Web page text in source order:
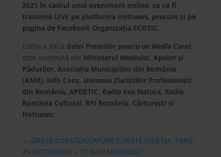
2021 în cadrul unui eveniment online, ce va fi
transmis LIVE pe platforma Hotnews, precum și pe
pagina de Facebook Organizația ECOTIC.
Ediția a XIII a Galei Premiilor pentru un Mediu Curat
este susținută de: Ministerul Mediului, Apelor și
Pădurilor, Asociația Municipiilor din România
(AMR), Info Cons, Uniunea Ziariștilor Profesioniști
din România, APDETIC, Radio Eco Natura, Radio
România Cultural, RFI România, Cărturești și
Hotnews.
← ORAȘE CURATE/COMUNE CURATE JUDEȚUL TIMIȘ,
29 OCTOMBRIE – 27 NOIEMBRIE2021